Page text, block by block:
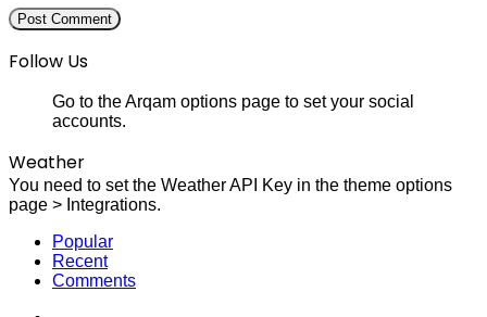
Follow Us
Go to the Arqam options page to set your social
accounts.
Weather
You need to set the Weather API Key in the theme options
page > Integrations.
Popular
Recent
Comments